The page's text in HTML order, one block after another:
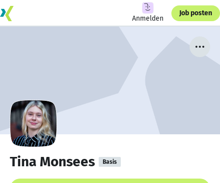
Anmelden
Job posten
Tina Monsees Basis